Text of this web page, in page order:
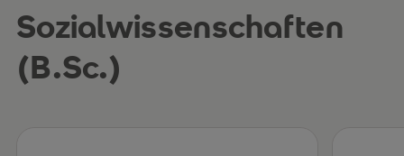
Sozialwissenschaften
(B.Sc.)